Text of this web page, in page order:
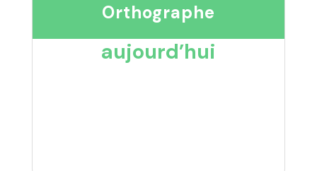
Orthographe
aujourd’hui